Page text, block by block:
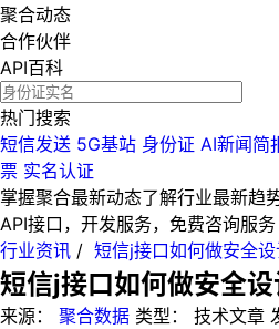
聚合动态
合作伙伴
API百科
热门搜索
短信发送 5G基站 身份证 AI新闻简
票 实名认证
掌握聚合最新动态了解行业最新趋
API接口，开发服务，免费咨询服务
行业资讯 / 短信j接口如何做安全设
短信j接口如何做安全设
来源： 聚合数据 类型： 技术文章